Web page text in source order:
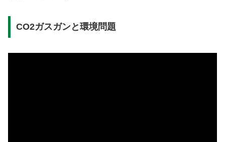
CO2ガスガンと環境問題